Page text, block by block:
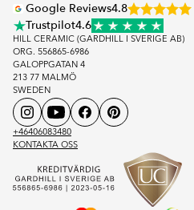
Google Reviews4.8
Trustpilot4.6
HILL CERAMIC (GARDHILL I SVERIGE AB)
ORG. 556865-6986
GALOPPGATAN 4
213 77 MALMÖ
SWEDEN
+46406083480
KONTAKTA OSS